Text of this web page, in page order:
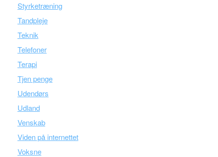
Styrketræning
Tandpleje
Teknik
Telefoner
Terapi
Tjen penge
Udendørs
Udland
Venskab
Viden på internettet
Voksne